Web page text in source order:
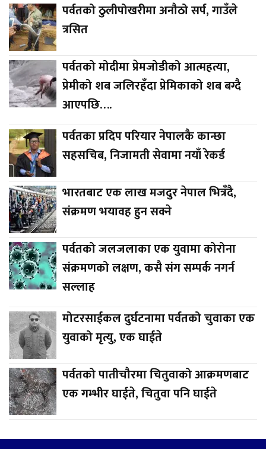
पर्वतको ठुलीपोखरीमा अनौठो सर्प, गाउँले
त्रसित
पर्वतको मोदीमा प्रेमजोडीको आत्महत्या,
प्रेमीको शब जलिरहँदा प्रेमिकाको शब बग्दै
आएपछि….
पर्वतका प्रदिप परियार नेपालकै कान्छा
सहसचिब, निजामती सेवामा नयाँ रेकर्ड
भारतबाट एक लाख मजदुर नेपाल भित्रँदै,
संक्रमण भयावह हुन सक्ने
पर्वतको जलजलाका एक युवामा कोरोना
संक्रमणको लक्षण, कसै संग सम्पर्क नगर्न
सल्लाह
मोटरसाईकल दुर्घटनामा पर्वतको चुवाका एक
युवाको मृत्यु, एक घाईते
पर्वतको पातीचौरमा चितुवाको आक्रमणबाट
एक गम्भीर घाईते, चितुवा पनि घाईते